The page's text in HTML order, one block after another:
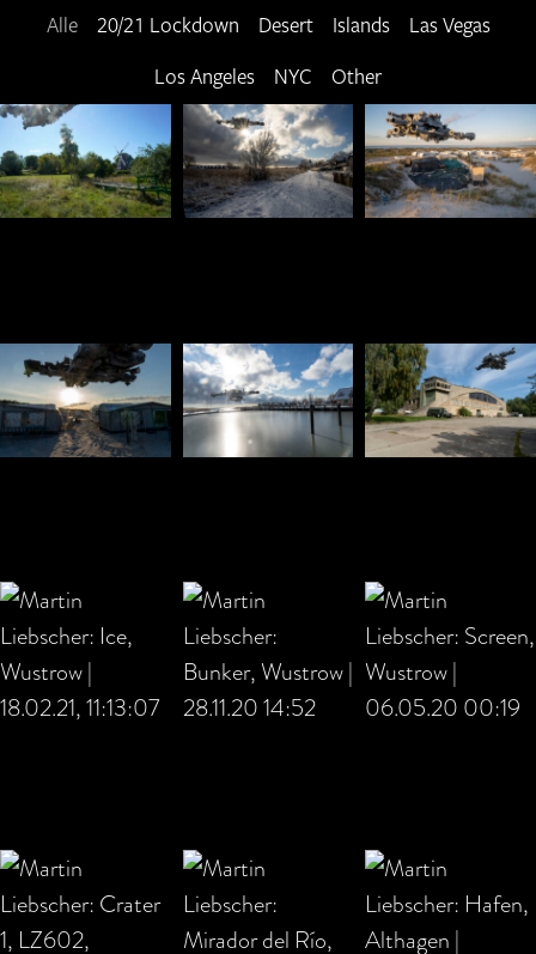
Alle 20/21 Lockdown Desert Islands Las Vegas
Los Angeles NYC Other